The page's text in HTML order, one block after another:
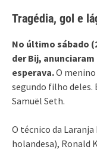
Tragédia, gol e
No último sábado
der Bij,
esperava.O
segundo filho deles.
Samuël Seth.
O técnico da
holandesa), Ronald